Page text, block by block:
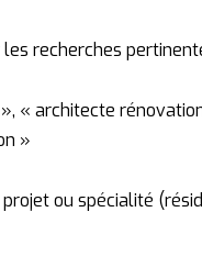
les recherches
« architecte
»
projetou spécialité (